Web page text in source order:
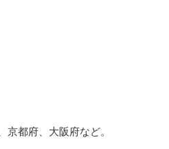
都府、大阪府など。